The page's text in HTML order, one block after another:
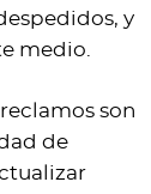
y
medio.
son
de